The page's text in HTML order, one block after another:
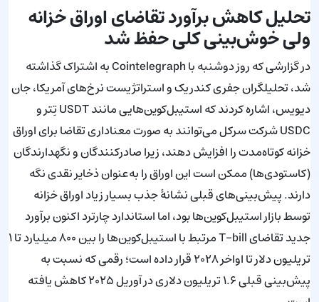
تحلیل کاهش برآورد تقاضای اوراق خزانه
ولی خوش‌بینی کلی حفظ شد
در گزارشی که روز دوشنبه با Cointelegraph به اشتراک گذاشته
شد، تحلیلگران جفری کندریک و استراتژیست نرخ‌های آمریکا، جان
دیویس، اشاره کردند که استیبل‌کوین‌هایی مانند USDT تِتر و
USDC شرکت سرکل می‌توانند به صورت معناداری تقاضا برای اوراق
خزانه کوتاه‌مدت را افزایش دهند، زیرا صادرکنندگان و نگهدارندگان
(کاستودی‌ها) ممکن است این اوراق را به‌عنوان ذخایر نقدی نگه
دارند. پیش‌بینی‌های قبلی نشانهٔ جذب بسیار زیاد اوراق خزانه
توسط بازار استیبل‌کوین‌ها بود، اما استاندارد چارترد اکنون برآورد
جدید تقاضای T-bill مرتبط با استیبل‌کوین‌ها را بین ۸۰۰ میلیارد تا ۱
تریلیون دلار تا اواخر ۲۰۲۸ قرار داده است؛ رقمی که نسبت به
پیش‌بینی قبلی ۱.۶ تریلیون دلاری در آوریل ۲۰۲۵ کاهش یافته